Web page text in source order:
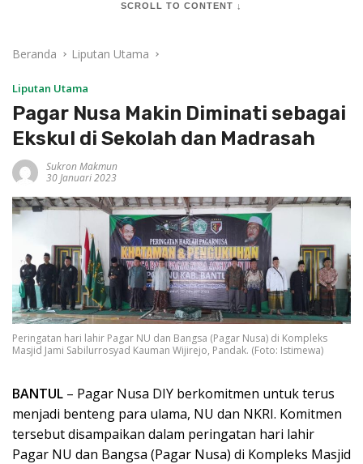
SCROLL TO CONTENT ↓
Beranda Liputan Utama
Liputan Utama
Pagar Nusa Makin Diminati sebagai
Ekskul di Sekolah dan Madrasah
Sukron Makmun
30 Januari 2023
Peringatan hari lahir Pagar NU dan Bangsa (Pagar Nusa) di Kompleks
Masjid Jami Sabilurrosyad Kauman Wijirejo, Pandak. (Foto: Istimewa)
BANTUL – Pagar Nusa DIY berkomitmen untuk terus
menjadi benteng para ulama, NU dan NKRI. Komitmen
tersebut disampaikan dalam peringatan hari lahir
Pagar NU dan Bangsa (Pagar Nusa) di Kompleks Masjid